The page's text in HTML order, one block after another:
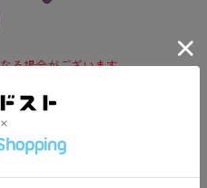
る場合がございます。
お送りいたします。